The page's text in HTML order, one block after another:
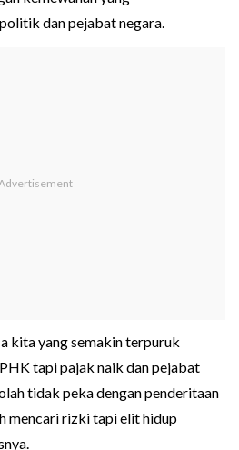
dan pejabat negara.
kita yang semakin terpuruk
tapi pajak naik dan pejabat
tidak peka dengan penderitaan
mencari rizki tapi elit hidup